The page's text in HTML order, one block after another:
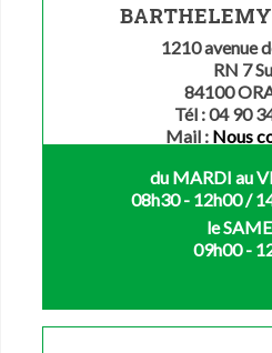
BARTHELEMY
1210 avenue
RN 7
84100
Tél : 04 90
Mail : Nous
du MARDI au
08h30 - 12h00 /
le
09h00 -